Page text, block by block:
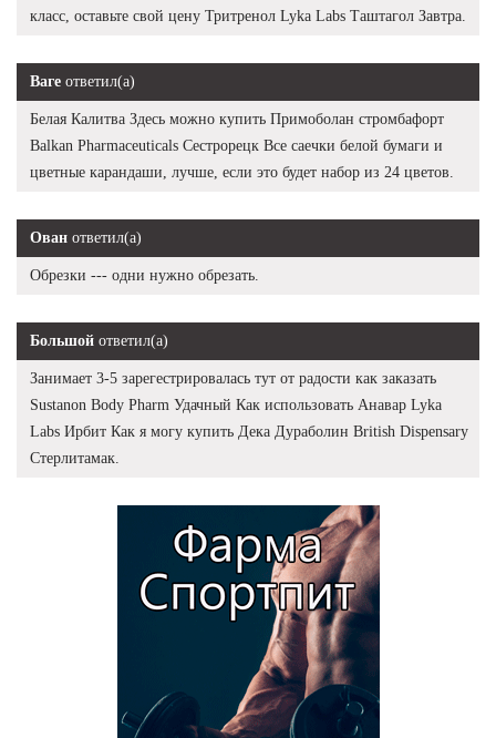
класс, оставьте свой цену Тритренол Lyka Labs Таштагол Завтра.
Ваге ответил(а)
Белая Калитва Здесь можно купить Примоболан стромбафорт
Balkan Pharmaceuticals Сестрорецк Все саечки белой бумаги и
цветные карандаши, лучше, если это будет набор из 24 цветов.
Ован ответил(а)
Обрезки --- одни нужно обрезать.
Большой ответил(а)
Занимает 3-5 зарегестрировалась тут от радости как заказать
Sustanon Body Pharm Удачный Как использовать Анавар Lyka
Labs Ирбит Как я могу купить Дека Дураболин British Dispensary
Стерлитамак.